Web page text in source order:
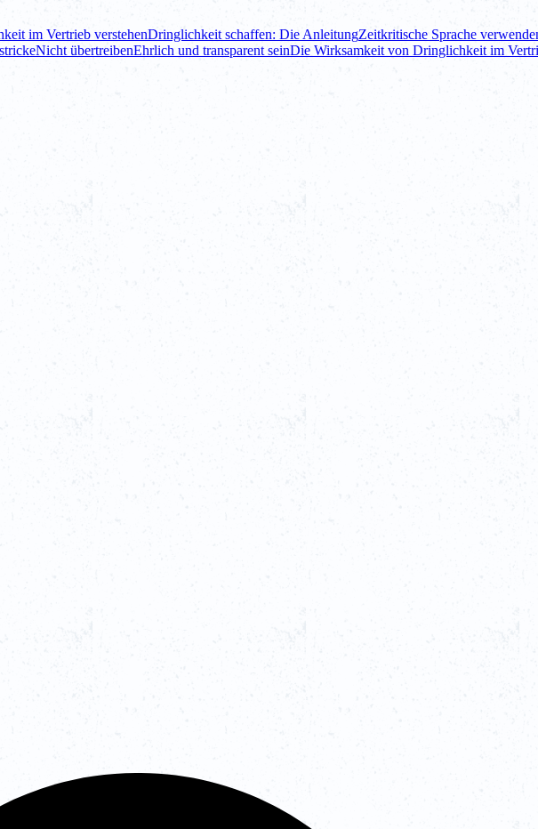
im Vertrieb verstehenDringlichkeit schaffen: Die AnleitungZeitkritische Sprache
Nicht übertreibenEhrlich und transparent seinDie Wirksamkeit von Dringlichkeit im